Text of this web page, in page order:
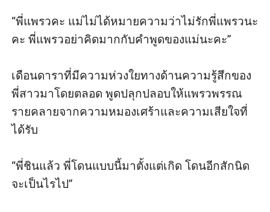
“พี่แพรวคะ แม่ไม่ได้หมายความว่าไม่รักพี่แพรวนะ
คะ พี่แพรวอย่าคิดมากกับคำพูดของแม่นะคะ”
เดือนดาราที่มีความห่วงใยทางด้านความรู้สึกของ
พี่สาวมาโดยตลอด พูดปลุกปลอบให้แพรวพรรณ
รายคลายจากความหมองเศร้าและความเสียใจที่
ได้รับ
“พี่ชินแล้ว พี่โดนแบบนี้มาตั้งแต่เกิด โดนอีกสักนิด
จะเป็นไรไป”